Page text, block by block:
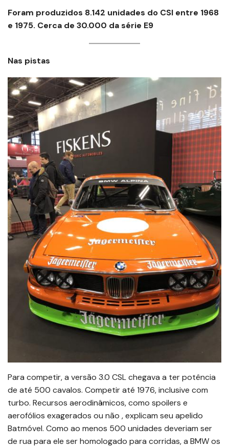
Foram produzidos 8.142 unidades do CSI entre 1968
e 1975. Cerca de 30.000 da série E9
Nas pistas
Para competir, a versão 3.0 CSL chegava a ter potência
de até 500 cavalos. Competir até 1976, inclusive com
turbo. Recursos aerodinâmicos, como spoilers e
aerofólios exagerados ou não , explicam seu apelido
Batmóvel. Como ao menos 500 unidades deveriam ser
de rua para ele ser homologado para corridas, a BMW os